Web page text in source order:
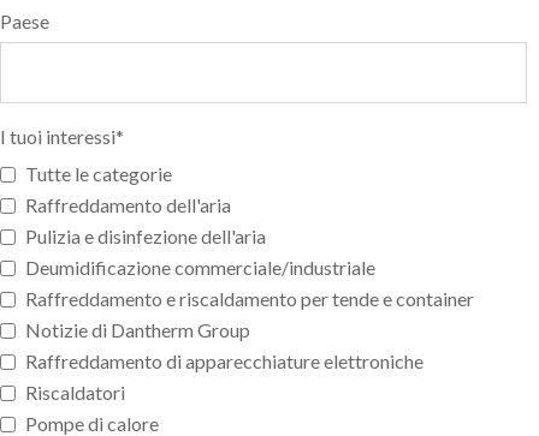
Paese
I tuoi interessi*
Tutte le categorie
Raffreddamento dell'aria
Pulizia e disinfezione dell'aria
Deumidificazione commerciale/industriale
Raffreddamento e riscaldamento per tende e container
Notizie di Dantherm Group
Raffreddamento di apparecchiature elettroniche
Riscaldatori
Pompe di calore